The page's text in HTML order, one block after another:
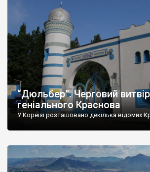
“Дюльбер”. Черговий витвір
геніального Краснова
У Кореїзі розташовано декілька відомих